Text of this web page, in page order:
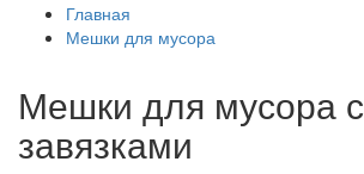
Главная
Мешки для мусора
Мешки для мусора с
завязками